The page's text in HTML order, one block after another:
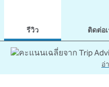
รีวิว ติดต่อ
อ่